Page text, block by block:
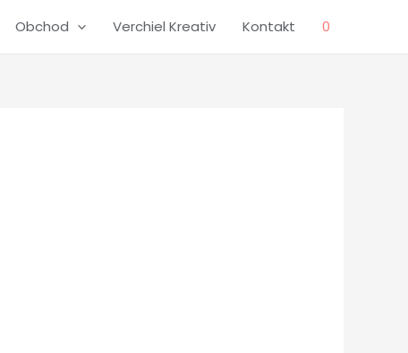
Obchod Verchiel Kreativ Kontakt 0